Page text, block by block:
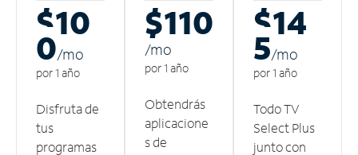
$10
0/mo
por 1 año
Disfruta de
tus
programas
$110
/mo
por 1 año
Obtendrás
aplicacione
s de
$14
5/mo
por 1 año
Todo TV
Select Plus
junto con